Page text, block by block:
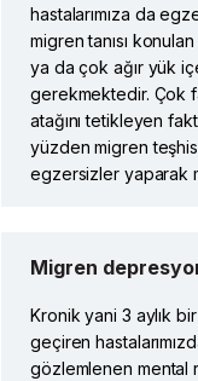
hastalarımıza da
migren tanısı
ya da çok ağır yük
gerekmektedir. Çok
atağını tetikleyen
yüzden migren
egzersizler yaparak
Migren
Kronik yani 3 aylık
geçiren
gözlemlenen mental